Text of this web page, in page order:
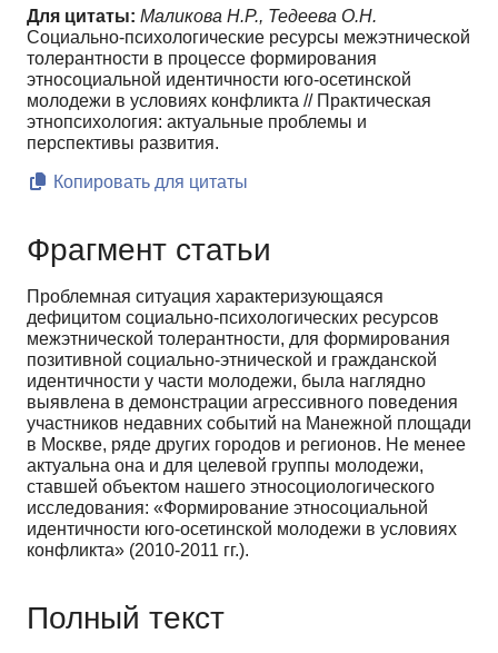
Для цитаты: Маликова Н.Р., Тедеева О.Н.
Социально-психологические ресурсы межэтнической
толерантности в процессе формирования
этносоциальной идентичности юго-осетинской
молодежи в условиях конфликта // Практическая
этнопсихология: актуальные проблемы и
перспективы развития.
Копировать для цитаты
Фрагмент статьи
Проблемная ситуация характеризующаяся
дефицитом социально-психологических ресурсов
межэтнической толерантности, для формирова­ния
позитивной социально-этнической и гражданской
идентичности у ча­сти молодежи, была наглядно
выявлена в демонстрации агрессивного пове­дения
участников недавних событий на Манежной площади
в Москве, ряде других городов и регионов. Не менее
актуальна она и для целевой группы молодежи,
ставшей объектом нашего этносоциологического
исследования: «Формирование этносоциальной
идентичности юго-осетинской молодежи в условиях
конфликта» (2010-2011 гг.).
Полный текст